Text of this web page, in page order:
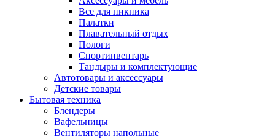
Все для пикника
Палатки
Плавательный отдых
Пологи
Спортинвентарь
Тандыры и комплектующие
Автотовары и аксессуары
Детские товары
Бытовая техника
Блендеры
Вафельницы
Вентиляторы напольные